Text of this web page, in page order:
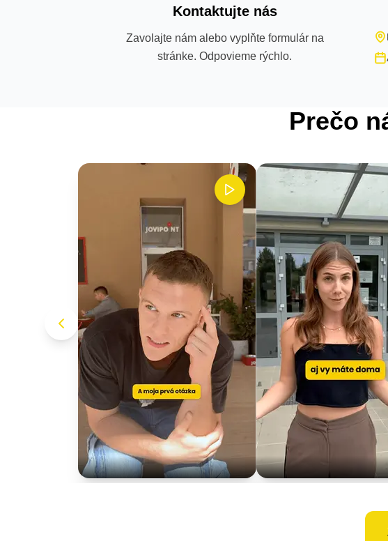
Kontaktujte nás
Zavolajte nám alebo vyplňte formulár na
stránke. Odpovieme rýchlo.
Prečo